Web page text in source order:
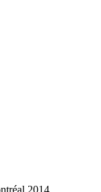
2014